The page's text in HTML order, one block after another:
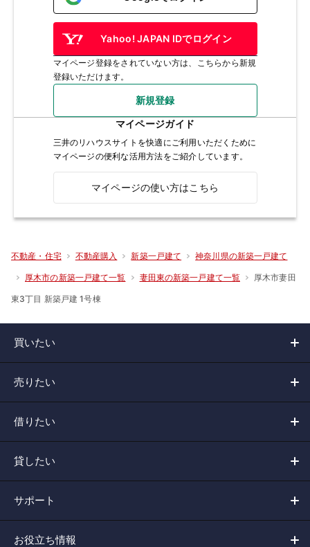
Yahoo! JAPAN IDでログイン
マイページ登録をされていない方は、こちらから新規
登録いただけます。
新規登録
マイページガイド
三井のリハウスサイトを快適にご利用いただくために
マイページの便利な活用方法をご紹介しています。
マイページの使い方はこちら
不動産・住宅 不動産購入 新築一戸建て 神奈川県の新築一戸建て
厚木市の新築一戸建て一覧 妻田東の新築一戸建て一覧 厚木市妻田
東3丁目 新築戸建 1号棟
買いたい
売りたい
借りたい
貸したい
サポート
お役立ち情報